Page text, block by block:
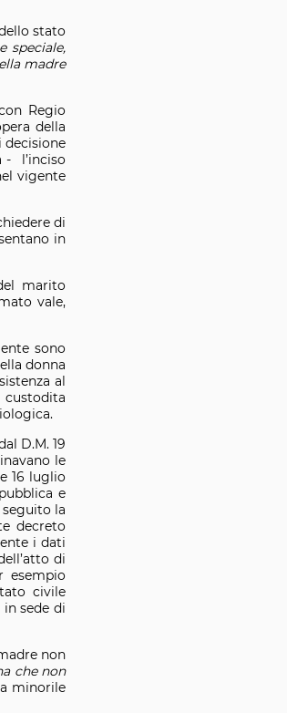
stato
speciale,
madre
Regio
della
decisione
- l’inciso
vigente
di
in
marito
vale,
sono
donna
al
custodita
D.M. 19
le
16 luglio
e
la
decreto
i dati
di
esempio
civile
sede di
non
che non
minorile